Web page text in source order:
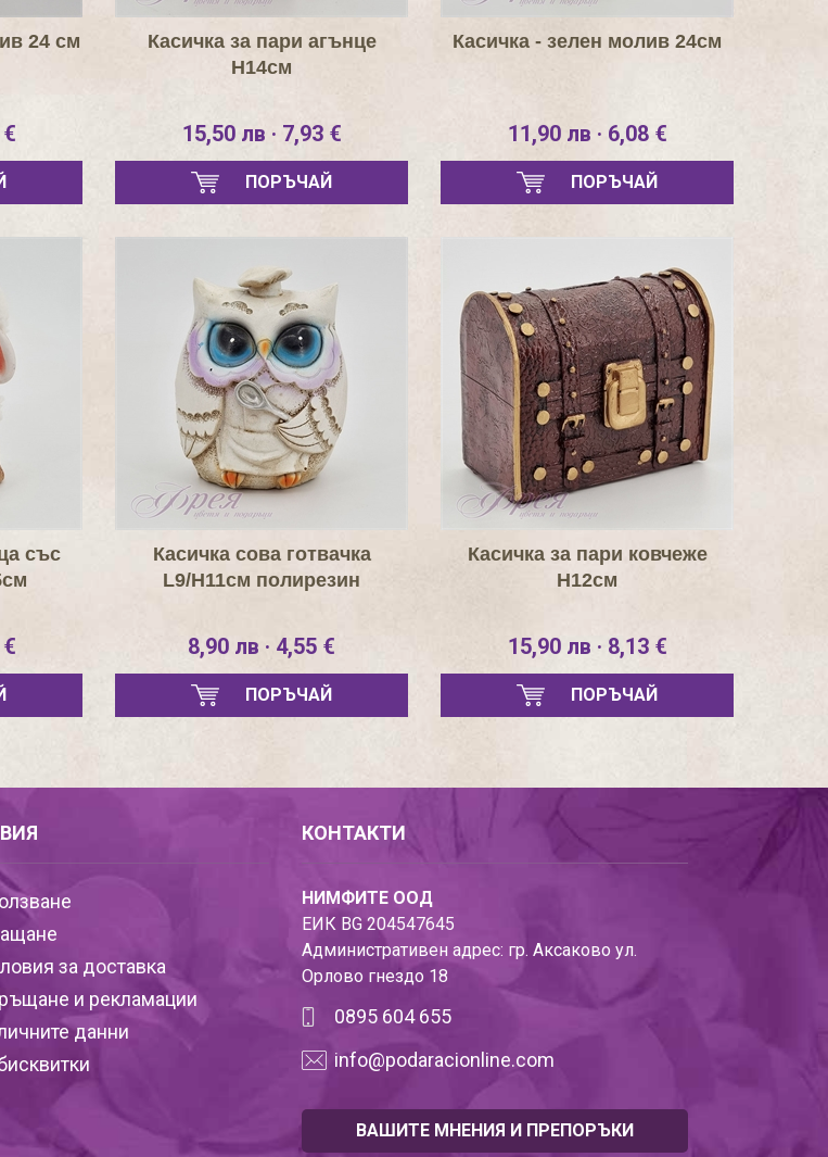
24 см
Касичка за пари агънце
Н14см
15,50 лв · 7,93 €
ПОРЪЧАЙ
Касичка - зелен молив 24см
11,90 лв · 6,08 €
ПОРЪЧАЙ
със
Касичка сова готвачка
L9/H11см полирезин
8,90 лв · 4,55 €
ПОРЪЧАЙ
Касичка за пари ковчеже
Н12см
15,90 лв · 8,13 €
ПОРЪЧАЙ
за доставка
и рекламации
данни
КОНТАКТИ
НИМФИТЕ ООД
ЕИК BG 204547645
Административен адрес: гр. Аксаково ул.
Орлово гнездо 18
0895 604 655
info@podaracionline.com
ВАШИТЕ МНЕНИЯ И ПРЕПОРЪКИ